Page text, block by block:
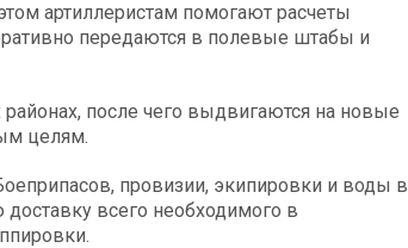
артиллеристам помогают расчеты
передаются в полевые штабы и
после чего выдвигаются на новые
целям.
провизии, экипировки и воды в
всего необходимого в